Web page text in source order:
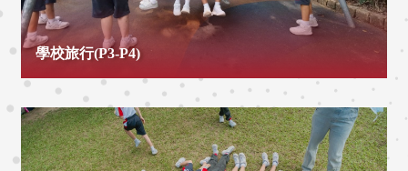
學校旅行(P3-P4)